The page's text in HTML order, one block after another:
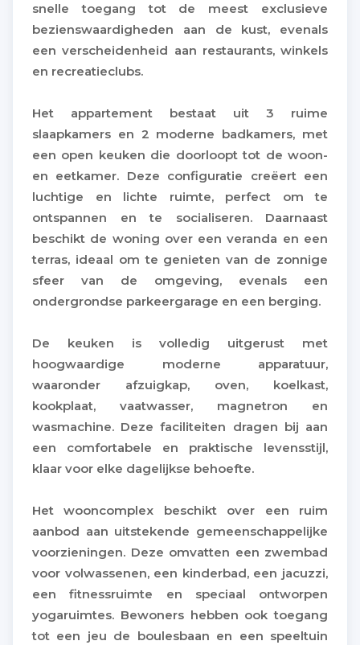
snelle toegang tot de meest exclusieve
bezienswaardigheden aan de kust, evenals
een verscheidenheid aan restaurants, winkels
en recreatieclubs.
Het appartement bestaat uit 3 ruime
slaapkamers en 2 moderne badkamers, met
een open keuken die doorloopt tot de woon-
en eetkamer. Deze configuratie creëert een
luchtige en lichte ruimte, perfect om te
ontspannen en te socialiseren. Daarnaast
beschikt de woning over een veranda en een
terras, ideaal om te genieten van de zonnige
sfeer van de omgeving, evenals een
ondergrondse parkeergarage en een berging.
De keuken is volledig uitgerust met
hoogwaardige moderne apparatuur,
waaronder afzuigkap, oven, koelkast,
kookplaat, vaatwasser, magnetron en
wasmachine. Deze faciliteiten dragen bij aan
een comfortabele en praktische levensstijl,
klaar voor elke dagelijkse behoefte.
Het wooncomplex beschikt over een ruim
aanbod aan uitstekende gemeenschappelijke
voorzieningen. Deze omvatten een zwembad
voor volwassenen, een kinderbad, een jacuzzi,
een fitnessruimte en speciaal ontworpen
yogaruimtes. Bewoners hebben ook toegang
tot een jeu de boulesbaan en een speeltuin